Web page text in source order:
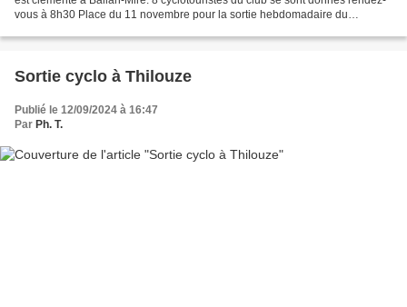
vous à 8h30 Place du 11 novembre pour la sortie hebdomadaire du
Sortie cyclo à Thilouze
Publié le 12/09/2024 à 16:47
Par Ph. T.